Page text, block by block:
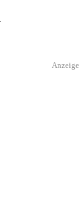
Anzeige